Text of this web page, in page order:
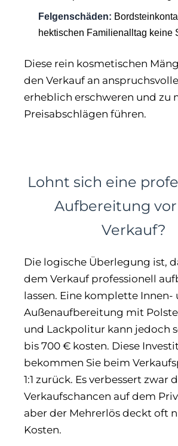
Felgenschäden:
hektischen Familienalltag keine
Diese rein kosmetischen
den Verkauf an
erheblich erschweren und zu
Preisabschlägen führen.
Lohnt sich eine
Aufbereitung
Verkauf?
Die logische Überlegung ist,
dem Verkauf professionell
lassen. Eine komplette Innen-
Außenaufbereitung mit
und Lackpolitur kann jedoch
bis 700 € kosten. Diese
bekommen Sie beim
1:1 zurück. Es verbessert zwar
Verkaufschancen auf dem
aber der Mehrerlös deckt oft
Kosten.